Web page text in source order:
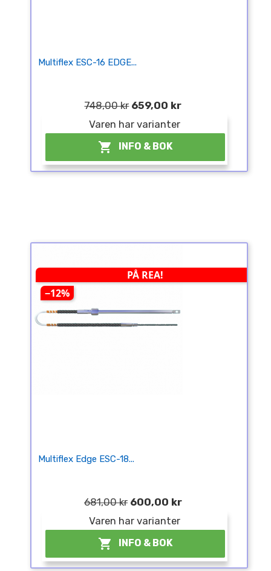
Multiflex ESC-16 EDGE...
748,00 kr 659,00 kr
Varen har varianter
 INFO & BOK
PÅ REA!
−12%
Multiflex Edge ESC-18...
681,00 kr 600,00 kr
Varen har varianter
 INFO & BOK